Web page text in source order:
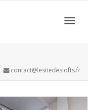
contact@lesitedeslofts.fr